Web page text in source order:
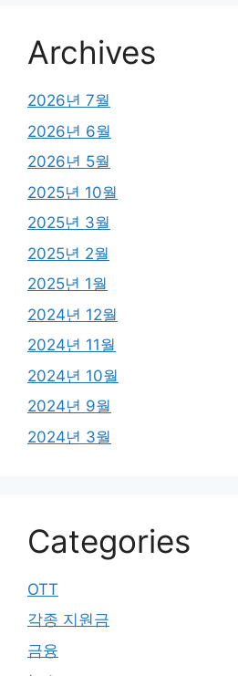
Archives
2026년 7월
2026년 6월
2026년 5월
2025년 10월
2025년 3월
2025년 2월
2025년 1월
2024년 12월
2024년 11월
2024년 10월
2024년 9월
2024년 3월
Categories
OTT
각종 지원금
금융